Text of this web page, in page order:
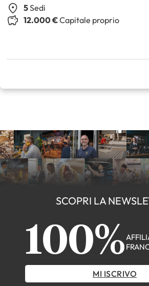
5Sedi
12.000 €Capitale proprio
SCOPRI LA
100%
MI ISCRIVO